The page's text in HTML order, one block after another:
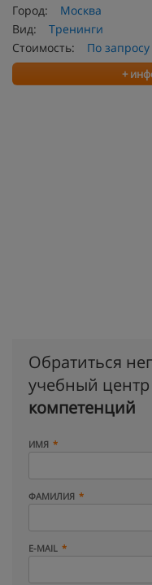
Город:
Москва
Вид:
Тренинги
Стоимость:
По запросу
+
Обратиться
учебный центр
компетенций
ИМЯ
ФАМИЛИЯ
E-MAIL